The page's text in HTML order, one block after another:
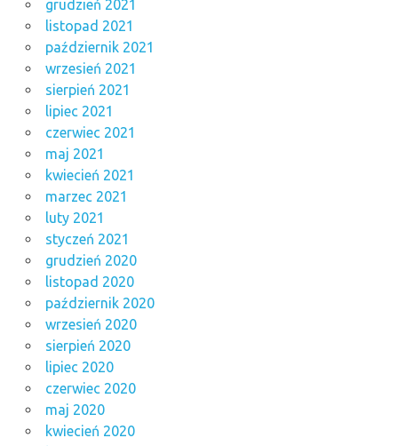
grudzień 2021
listopad 2021
październik 2021
wrzesień 2021
sierpień 2021
lipiec 2021
czerwiec 2021
maj 2021
kwiecień 2021
marzec 2021
luty 2021
styczeń 2021
grudzień 2020
listopad 2020
październik 2020
wrzesień 2020
sierpień 2020
lipiec 2020
czerwiec 2020
maj 2020
kwiecień 2020